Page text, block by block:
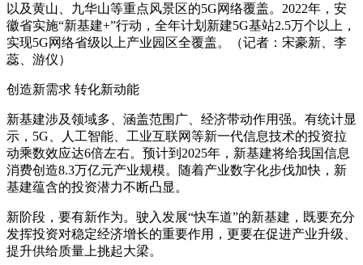
以及黄山、九华山等重点风景区的5G网络覆盖。2022年，安
徽省实施“新基建+”行动，全年计划新建5G基站2.5万个以上，
实现5G网络省级以上产业园区全覆盖。（记者：宋豪新、李
蕊、游仪）
创造新需求 转化新动能
新基建涉及领域多、涵盖范围广、经济带动作用强。有统计显
示，5G、人工智能、工业互联网等新一代信息技术的投资拉
动乘数效应达6倍左右。预计到2025年，新基建将给我国信息
消费创造8.3万亿元产业规模。随着产业数字化步伐加快，新
基建蕴含的投资潜力不断凸显。
新阶段，要有新作为。驶入发展“快车道”的新基建，既要充分
发挥投资对稳定经济增长的重要作用，更要在促进产业升级、
提升供给质量上挑起大梁。